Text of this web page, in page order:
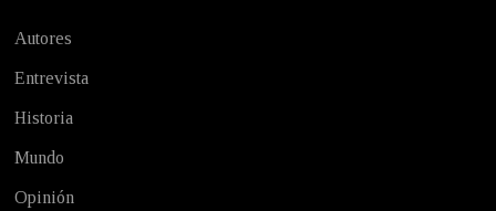
Autores
Entrevista
Historia
Mundo
Opinión